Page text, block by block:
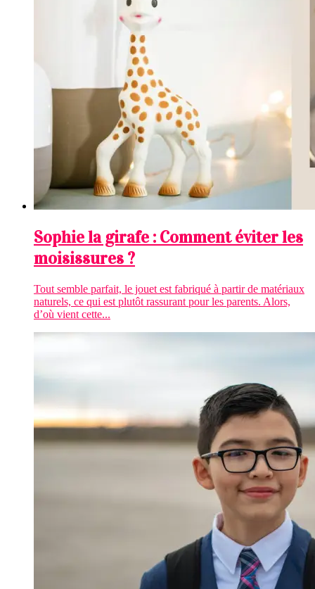
Sophie la girafe : Comment éviter les
moisissures ?
Tout semble parfait, le jouet est fabriqué à partir de matériaux
naturels, ce qui est plutôt rassurant pour les parents. Alors,
d’où vient cette...